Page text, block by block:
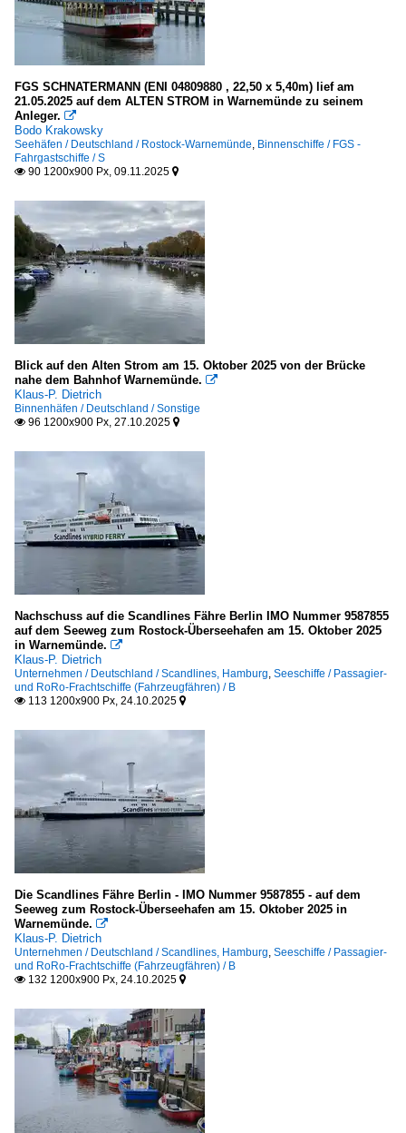
FGS SCHNATERMANN (ENI 04809880 , 22,50 x 5,40m) lief am
21.05.2025 auf dem ALTEN STROM in Warnemünde zu seinem
Anleger. 
Bodo Krakowsky
Seehäfen / Deutschland / Rostock-Warnemünde, Binnenschiffe / FGS -
Fahrgastschiffe / S
 90 1200x900 Px, 09.11.2025 
Blick auf den Alten Strom am 15. Oktober 2025 von der Brücke
nahe dem Bahnhof Warnemünde. 
Klaus-P. Dietrich
Binnenhäfen / Deutschland / Sonstige
 96 1200x900 Px, 27.10.2025 
Nachschuss auf die Scandlines Fähre Berlin IMO Nummer 9587855
auf dem Seeweg zum Rostock-Überseehafen am 15. Oktober 2025
in Warnemünde. 
Klaus-P. Dietrich
Unternehmen / Deutschland / Scandlines, Hamburg, Seeschiffe / Passagier-
und RoRo-Frachtschiffe (Fahrzeugfähren) / B
 113 1200x900 Px, 24.10.2025 
Die Scandlines Fähre Berlin - IMO Nummer 9587855 - auf dem
Seeweg zum Rostock-Überseehafen am 15. Oktober 2025 in
Warnemünde. 
Klaus-P. Dietrich
Unternehmen / Deutschland / Scandlines, Hamburg, Seeschiffe / Passagier-
und RoRo-Frachtschiffe (Fahrzeugfähren) / B
 132 1200x900 Px, 24.10.2025 